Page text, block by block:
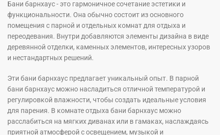
Бани барнхаус - это гармоничное сочетание эстетики и
функциональности. Она обычно состоит из основного
помещения с парной и отдельных комнат для отдыха и
переодевания. Внутри добавляются элементы дизайна в виде
деревянной отделки, каменных элементов, интересных узоров
и нестандартных решений.
Эти бани барнхаус предлагает уникальный опыт. В парной
бани барнхаус можно насладиться отличной температурой и
регулировкой влажности, чтобы создать идеальные условия
для парения. В комнате отдыха бани барнхаус можно
расслабиться на мягких диванах или в гамаках, наслаждаясь
приятной атмосферой с освещением, музыкой и